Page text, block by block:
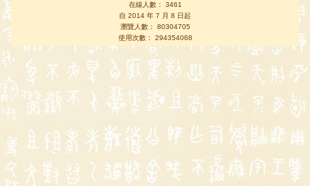
在線人數： 3461
自 2014 年 7 月 8 日起
瀏覽人數： 80304705
使用次數： 294354068